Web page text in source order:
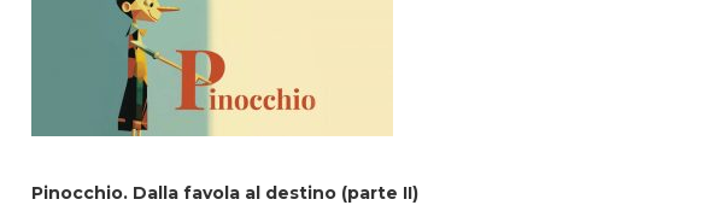
Pinocchio. Dalla favola al destino (parte II)